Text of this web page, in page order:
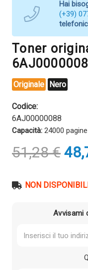
Hai
(+39)
Toner
Originale Nero
Codice:
6AJ00000088
Capacità: 24000 pagine
51,28€ Il
era:
NON
Avvisami